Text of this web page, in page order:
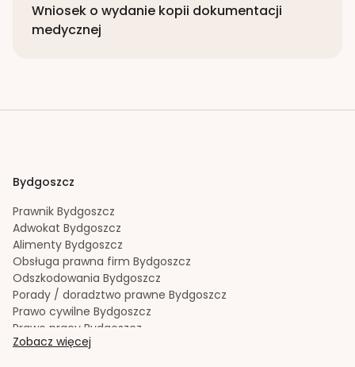
Wniosek o wydanie kopii dokumentacji
medycznej
Bydgoszcz
Prawnik Bydgoszcz
Adwokat Bydgoszcz
Alimenty Bydgoszcz
Obsługa prawna firm Bydgoszcz
Odszkodowania Bydgoszcz
Porady / doradztwo prawne Bydgoszcz
Prawo cywilne Bydgoszcz
Prawo pracy Bydgoszcz
Prawo spadkowe
Zobacz więcej